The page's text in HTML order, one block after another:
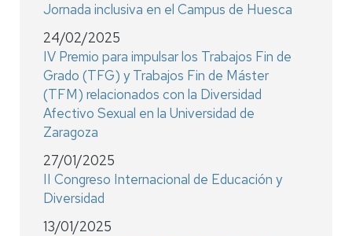
Jornada inclusiva en el Campus de Huesca
24/02/2025
IV Premio para impulsar los Trabajos Fin de
Grado (TFG) y Trabajos Fin de Máster
(TFM) relacionados con la Diversidad
Afectivo Sexual en la Universidad de
Zaragoza
27/01/2025
II Congreso Internacional de Educación y
Diversidad
13/01/2025